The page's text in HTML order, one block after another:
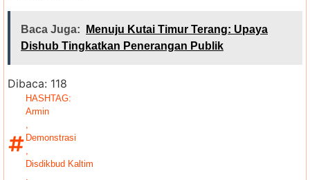
Baca Juga:
Menuju Kutai Timur Terang: Upaya
Dishub Tingkatkan Penerangan Publik
Dibaca: 118
HASHTAG:
Armin
Demonstrasi
Disdikbud Kaltim